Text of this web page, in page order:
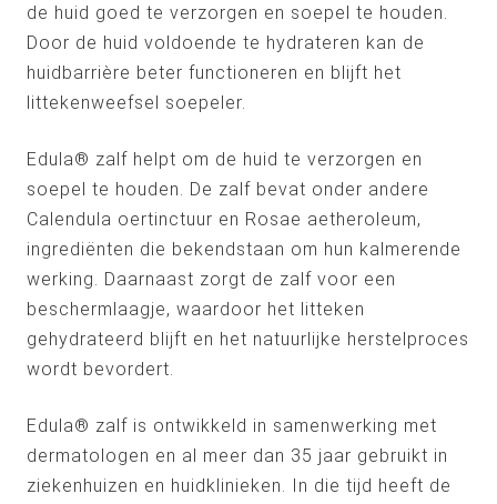
de huid goed te verzorgen en soepel te houden.
Door de huid voldoende te hydrateren kan de
huidbarrière beter functioneren en blijft het
littekenweefsel soepeler.
Edula® zalf helpt om de huid te verzorgen en
soepel te houden. De zalf bevat onder andere
Calendula oertinctuur en Rosae aetheroleum,
ingrediënten die bekendstaan om hun kalmerende
werking. Daarnaast zorgt de zalf voor een
beschermlaagje, waardoor het litteken
gehydrateerd blijft en het natuurlijke herstelproces
wordt bevordert.
Edula® zalf is ontwikkeld in samenwerking met
dermatologen en al meer dan 35 jaar gebruikt in
ziekenhuizen en huidklinieken. In die tijd heeft de